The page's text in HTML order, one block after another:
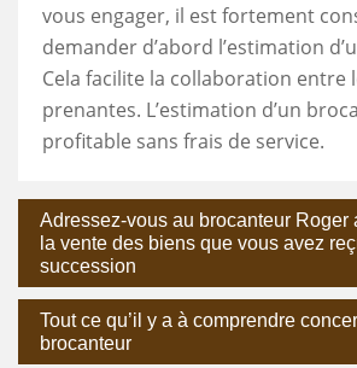
vous engager, il est fortement
demander d’abord l’estimation
Cela facilite la collaboration entre
prenantes. L’estimation d’un
profitable sans frais de service.
Adressez-vous au brocanteur Roger
la vente des biens que vous avez
succession
Tout ce qu’il y a à comprendre
brocanteur